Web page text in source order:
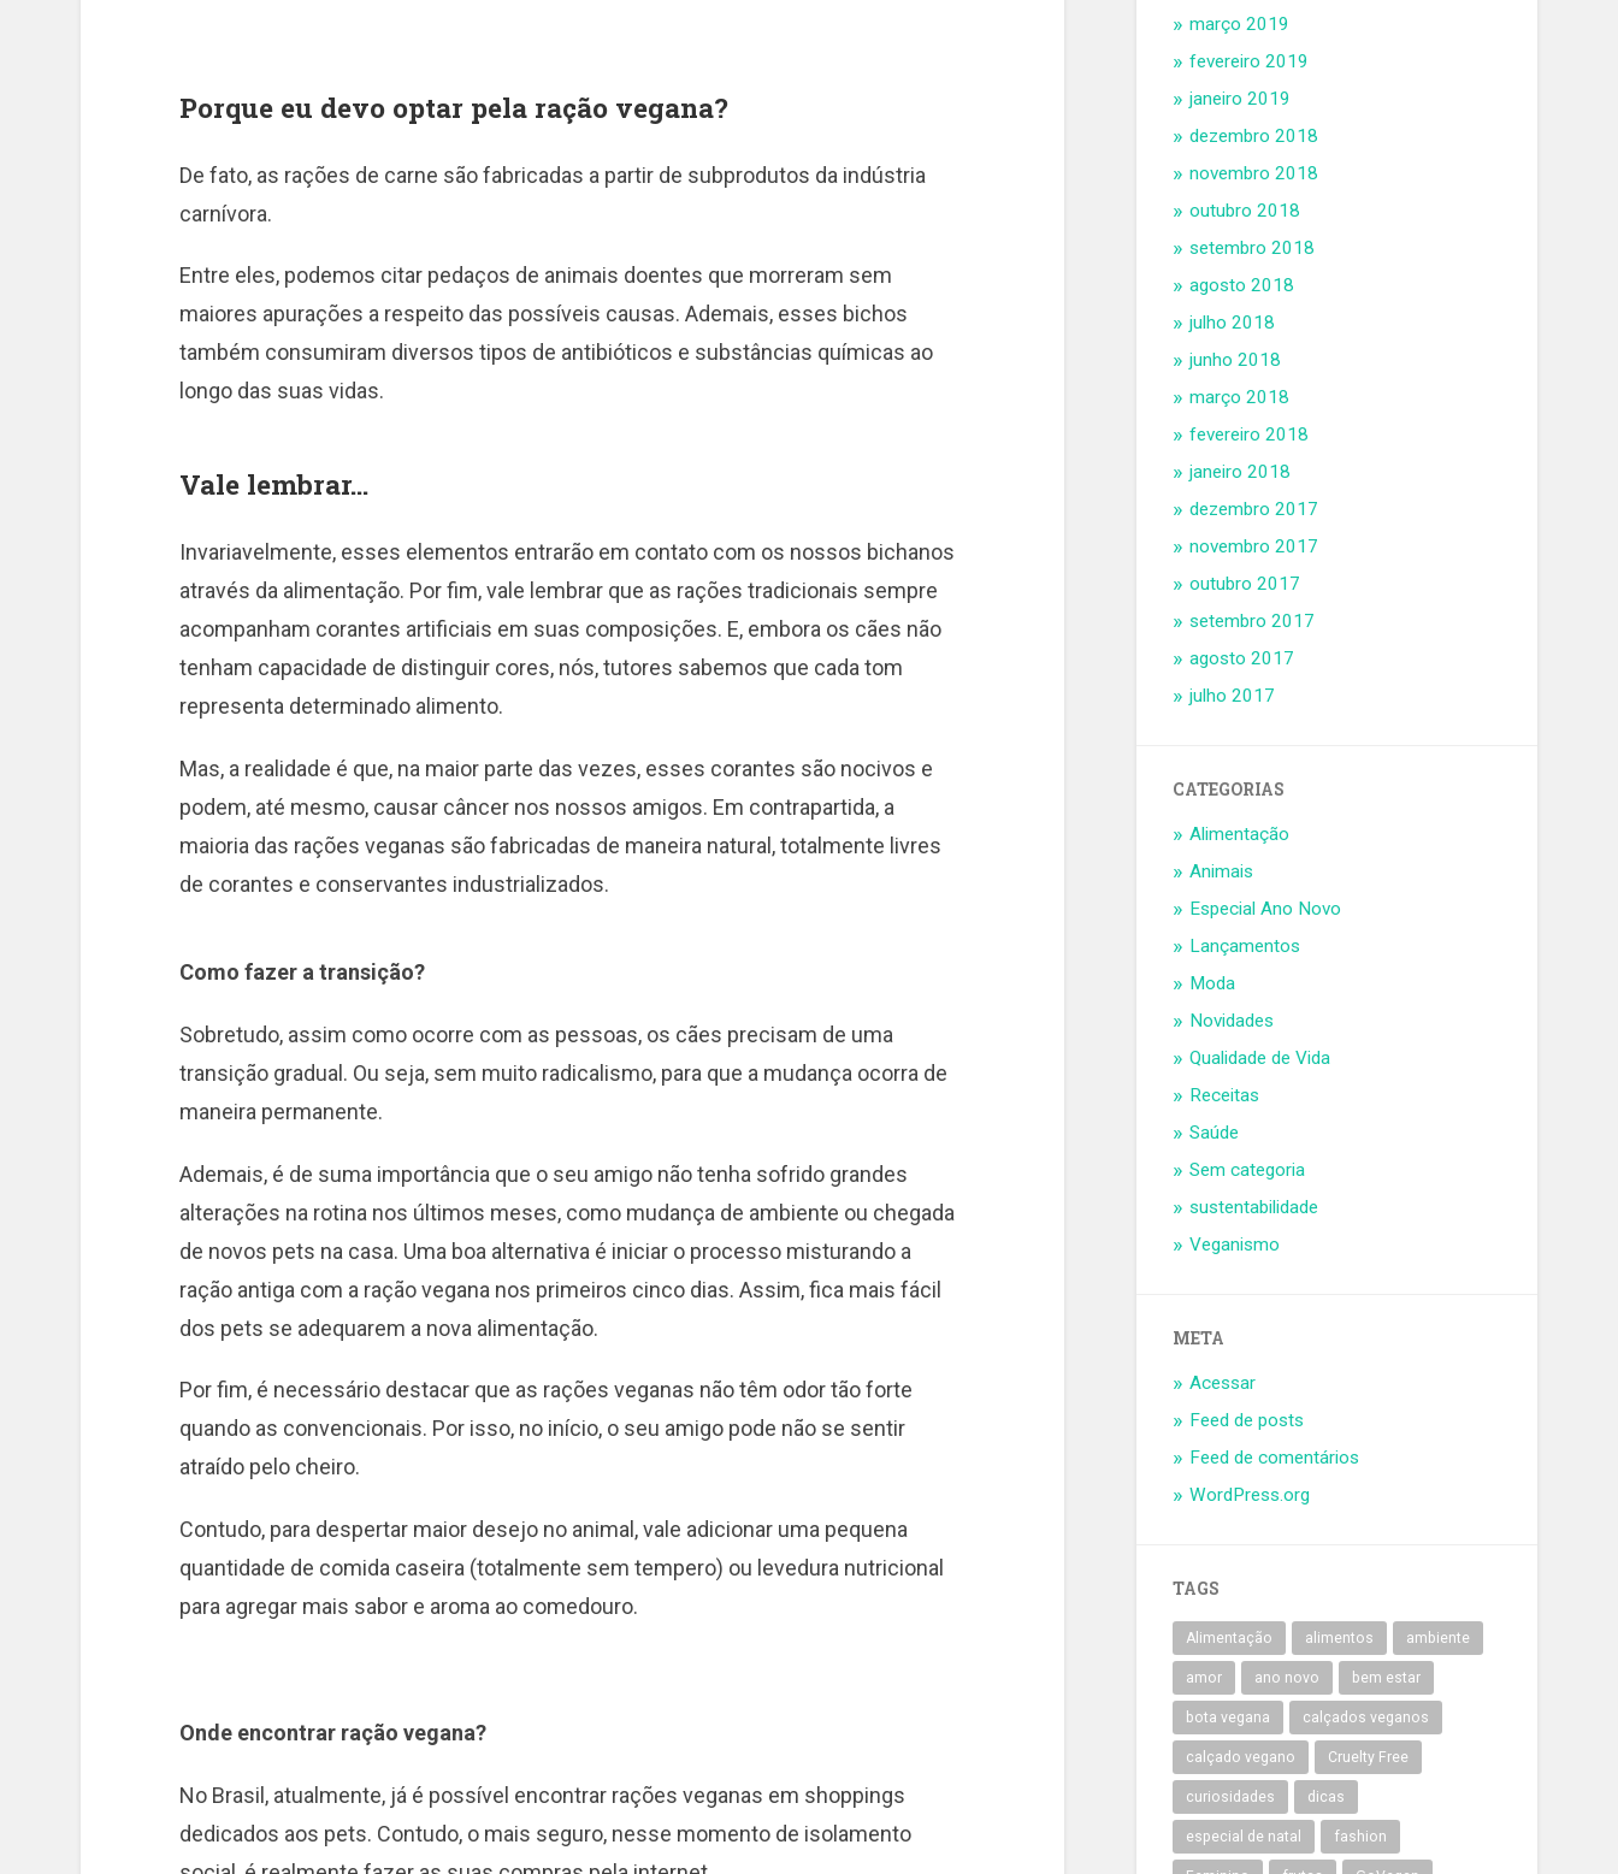
Porque eu devo optar pela ração vegana?
De fato, as rações de carne são fabricadas a partir de subprodutos da indústria
carnívora.
Entre eles, podemos citar pedaços de animais doentes que morreram sem
maiores apurações a respeito das possíveis causas. Ademais, esses bichos
também consumiram diversos tipos de antibióticos e substâncias químicas ao
longo das suas vidas.
Vale lembrar…
Invariavelmente, esses elementos entrarão em contato com os nossos bichanos
através da alimentação. Por fim, vale lembrar que as rações tradicionais sempre
acompanham corantes artificiais em suas composições. E, embora os cães não
tenham capacidade de distinguir cores, nós, tutores sabemos que cada tom
representa determinado alimento.
Mas, a realidade é que, na maior parte das vezes, esses corantes são nocivos e
podem, até mesmo, causar câncer nos nossos amigos. Em contrapartida, a
maioria das rações veganas são fabricadas de maneira natural, totalmente livres
de corantes e conservantes industrializados.
Como fazer a transição?
Sobretudo, assim como ocorre com as pessoas, os cães precisam de uma
transição gradual. Ou seja, sem muito radicalismo, para que a mudança ocorra de
maneira permanente.
Ademais, é de suma importância que o seu amigo não tenha sofrido grandes
alterações na rotina nos últimos meses, como mudança de ambiente ou chegada
de novos pets na casa. Uma boa alternativa é iniciar o processo misturando a
ração antiga com a ração vegana nos primeiros cinco dias. Assim, fica mais fácil
dos pets se adequarem a nova alimentação.
Por fim, é necessário destacar que as rações veganas não têm odor tão forte
quando as convencionais. Por isso, no início, o seu amigo pode não se sentir
atraído pelo cheiro.
Contudo, para despertar maior desejo no animal, vale adicionar uma pequena
quantidade de comida caseira (totalmente sem tempero) ou levedura nutricional
para agregar mais sabor e aroma ao comedouro.
Onde encontrar ração vegana?
No Brasil, atualmente, já é possível encontrar rações veganas em shoppings
dedicados aos pets. Contudo, o mais seguro, nesse momento de isolamento
março 2019
fevereiro 2019
janeiro 2019
dezembro 2018
novembro 2018
outubro 2018
setembro 2018
agosto 2018
julho 2018
junho 2018
março 2018
fevereiro 2018
janeiro 2018
dezembro 2017
novembro 2017
outubro 2017
setembro 2017
agosto 2017
julho 2017
CATEGORIAS
Alimentação
Animais
Especial Ano Novo
Lançamentos
Moda
Novidades
Qualidade de Vida
Receitas
Saúde
Sem categoria
sustentabilidade
Veganismo
META
Acessar
Feed de posts
Feed de comentários
WordPress.org
TAGS
Alimentação alimentos ambiente
amor ano novo bem estar
bota vegana calçados veganos
calçado vegano Cruelty Free
curiosidades dicas
especial de natal fashion